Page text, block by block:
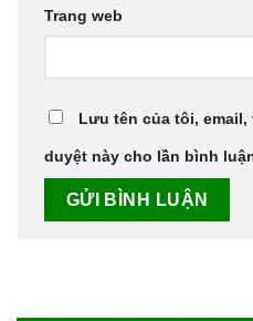
Trang web
Lưu tên của tôi,
duyệt này cho lần bình